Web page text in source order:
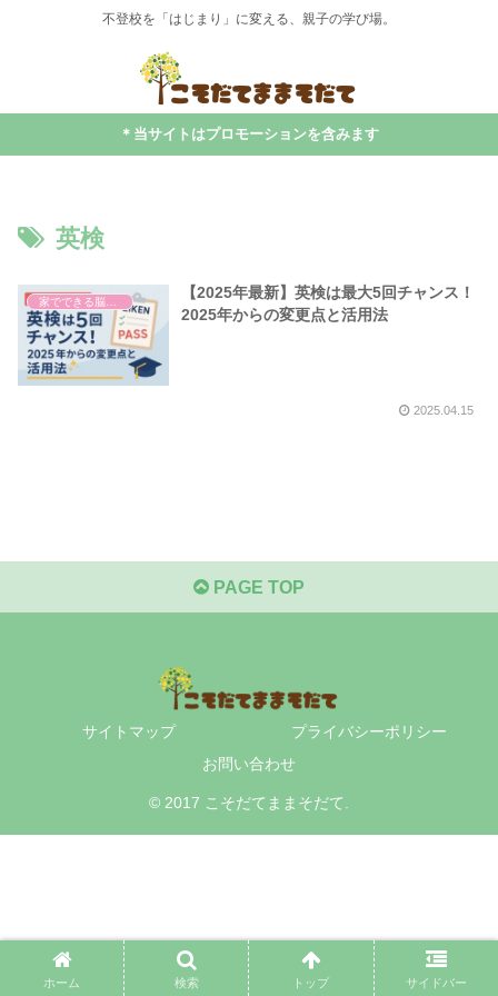
不登校を「はじまり」に変える、親子の学び場。
＊当サイトはプロモーションを含みます
英検
【2025年最新】英検は最大5回チャンス！
2025年からの変更点と活用法
2025.04.15
PAGE TOP
サイトマップ
プライバシーポリシー
お問い合わせ
© 2017 こそだてままそだて.
ホーム 検索 トップ サイドバー